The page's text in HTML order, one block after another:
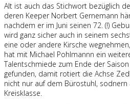
Alt ist auch das Stichwort bezüglich
deren Keeper Norbert Gernemann
nachdem er im Juni seinen 72. (!)
wird ganz sicher auch in seinem
eine oder andere Kirsche
hat mit Michael Pohlmannn ein
Talentschmiede zum Ende der
gefunden, damit rotiert die Achse
nicht nur auf dem Bürostuhl, sodnern
Kreisklasse.